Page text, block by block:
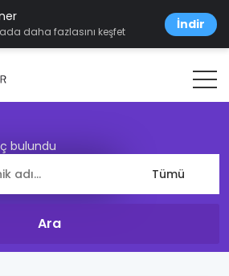
daha fazlasını keşfet İndir
bulundu